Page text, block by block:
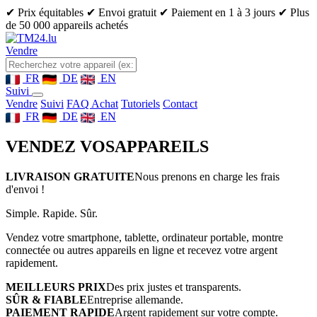
✔ Prix équitables ✔ Envoi gratuit ✔ Paiement en 1 à 3 jours ✔ Plus
de 50 000 appareils achetés
Vendre
FR DE
EN
Suivi
Vendre Suivi FAQ Achat Tutoriels Contact
FR
DE EN
VENDEZ VOSAPPAREILS
LIVRAISON GRATUITENous prenons en charge les frais
d'envoi !
Simple. Rapide. Sûr.
Vendez votre smartphone, tablette, ordinateur portable, montre
connectée ou autres appareils en ligne et recevez votre argent
rapidement.
MEILLEURS PRIXDes prix justes et transparents.
SÛR & FIABLEEntreprise allemande.
PAIEMENT RAPIDEArgent rapidement sur votre compte.